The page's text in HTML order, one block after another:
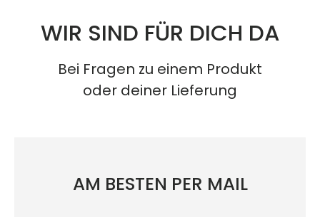
WIR SIND FÜR DICH DA
Bei Fragen zu einem Produkt
oder deiner Lieferung
AM BESTEN PER MAIL